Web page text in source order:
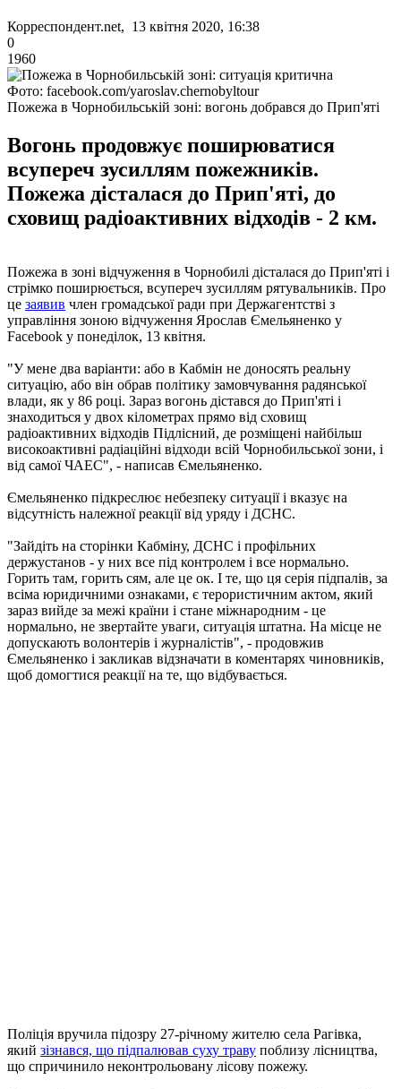
Корреспондент.net, 13 квітня 2020, 16:38
0
1960
Фото: facebook.com/yaroslav.chernobyltour
Пожежа в Чорнобильській зоні: вогонь добрався до Прип'яті
Вогонь продовжує поширюватися
всупереч зусиллям пожежників.
Пожежа дісталася до Прип'яті, до
сховищ радіоактивних відходів - 2 км.
Пожежа в зоні відчуження в Чорнобилі дісталася до Прип'яті і
стрімко поширюється, всупереч зусиллям рятувальників. Про
це заявив член громадської ради при Держагентстві з
управління зоною відчуження Ярослав Ємельяненко у
Facebook у понеділок, 13 квітня.
"У мене два варіанти: або в Кабмін не доносять реальну
ситуацію, або він обрав політику замовчування радянської
влади, як у 86 році. Зараз вогонь дістався до Прип'яті і
знаходиться у двох кілометрах прямо від сховищ
радіоактивних відходів Підлісний, де розміщені найбільш
високоактивні радіаційні відходи всій Чорнобильської зони, і
від самої ЧАЕС", - написав Ємельяненко.
Ємельяненко підкреслює небезпеку ситуації і вказує на
відсутність належної реакції від уряду і ДСНС.
"Зайдіть на сторінки Кабміну, ДСНС і профільних
держустанов - у них все під контролем і все нормально.
Горить там, горить сям, але це ок. І те, що ця серія підпалів, за
всіма юридичними ознаками, є терористичним актом, який
зараз вийде за межі країни і стане міжнародним - це
нормально, не звертайте уваги, ситуація штатна. На місце не
допускають волонтерів і журналістів", - продовжив
Ємельяненко і закликав відзначати в коментарях чиновників,
щоб домогтися реакції на те, що відбувається.
Поліція вручила підозру 27-річному жителю села Рагівка,
який зізнався, що підпалював суху траву поблизу лісництва,
що спричинило неконтрольовану лісову пожежу.